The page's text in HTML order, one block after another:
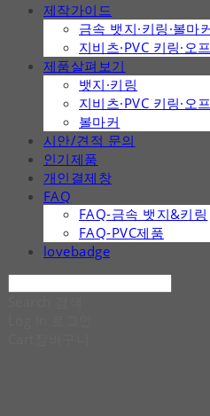
제작가이드
금속 뱃지·키링·볼마
지비츠·PVC 키링·오
제품살펴보기
뱃지·키링
지비츠·PVC 키링·오
볼마커
시안/견적 문의
인기제품
개인결제창
FAQ
FAQ-금속 뱃지&키링
FAQ-PVC제품
lovebadge